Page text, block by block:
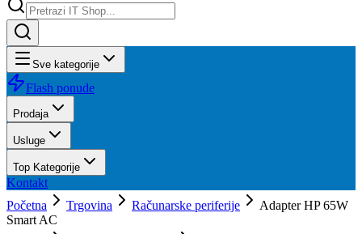
Sve kategorije
Flash ponude
Prodaja
Usluge
Top Kategorije
Kontakt
Početna
Trgovina Računarske periferije
Adapter HP 65W
Smart AC